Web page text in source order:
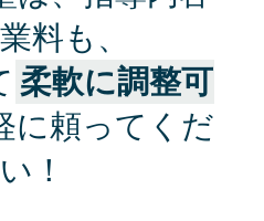
料も、
柔軟に調整可
に頼ってくだ
！